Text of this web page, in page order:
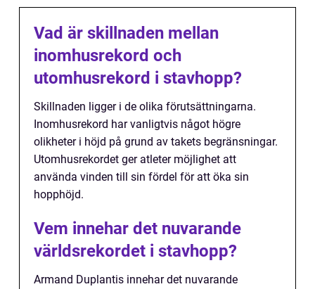
Vad är skillnaden mellan
inomhusrekord och
utomhusrekord i stavhopp?
Skillnaden ligger i de olika förutsättningarna.
Inomhusrekord har vanligtvis något högre
olikheter i höjd på grund av takets begränsningar.
Utomhusrekordet ger atleter möjlighet att
använda vinden till sin fördel för att öka sin
hopphöjd.
Vem innehar det nuvarande
världsrekordet i stavhopp?
Armand Duplantis innehar det nuvarande